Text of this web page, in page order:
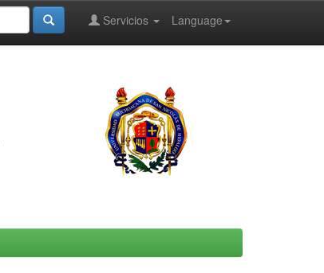
Language
Servicios